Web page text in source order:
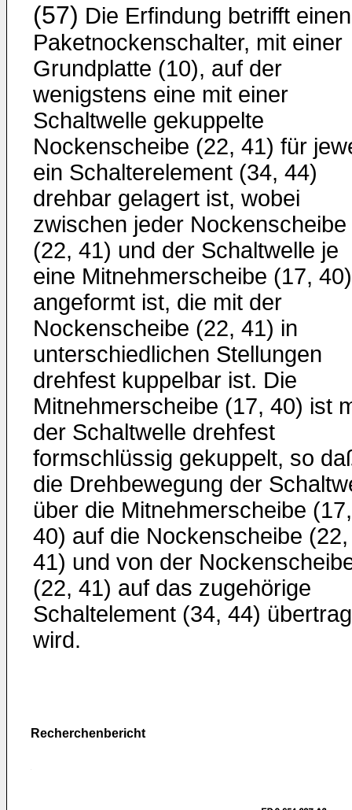
(57) Die Erfindung betrifft einen
Paketnockenschalter, mit einer
Grundplatte (10), auf der
wenigstens eine mit einer
Schaltwelle gekuppelte
Nockenscheibe (22, 41) für
ein Schalterelement (34, 44)
drehbar gelagert ist, wobei
zwischen jeder Nockenscheibe
(22, 41) und der Schaltwelle je
eine Mitnehmerscheibe (17, 40)
angeformt ist, die mit der
Nockenscheibe (22, 41) in
unterschiedlichen Stellungen
drehfest kuppelbar ist. Die
Mitnehmerscheibe (17, 40) ist
der Schaltwelle drehfest
formschlüssig gekuppelt, so
die Drehbewegung der
über die Mitnehmerscheibe (17,
40) auf die Nockenscheibe (22,
41) und von der
(22, 41) auf das zugehörige
Schaltelement (34, 44)
wird.
Recherchenbericht